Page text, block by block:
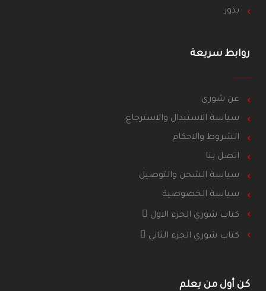
بذور
روابط سريعة
عن شورى
سياسة الاستبدال والاسترجاع
الشروط والاحكام
اتصل بنا
سياسة الشحن والتوصيل
سياسة الخصوصية
كتاب شوري الجزء الاول
كتاب شوري الجزء الثاني
كن أول من يعلم